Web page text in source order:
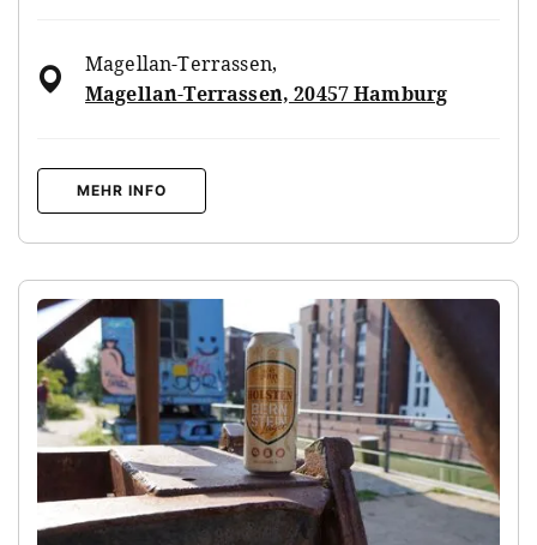
Magellan-Terrassen,
Magellan-Terrassen, 20457 Hamburg
MEHR INFO